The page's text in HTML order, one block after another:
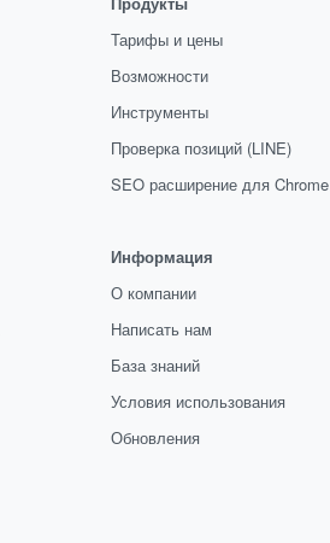
Тарифы и цены
Возможности
Инструменты
Проверка позиций (LINE)
SEO расширение для Chrome
Информация
О компании
Написать нам
База знаний
Условия использования
Обновления